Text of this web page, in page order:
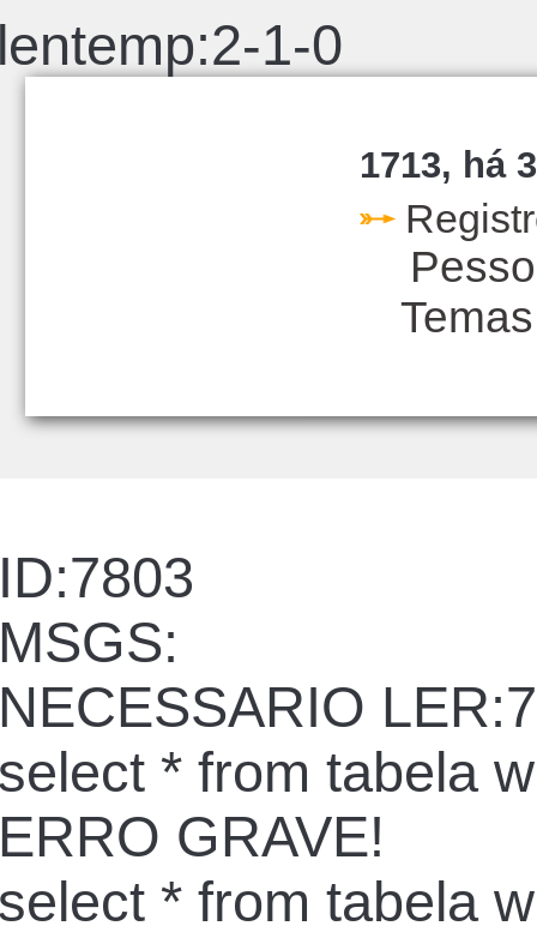
1-0
1713, há
Temas
* from tabela
GRAVE!
* from tabela